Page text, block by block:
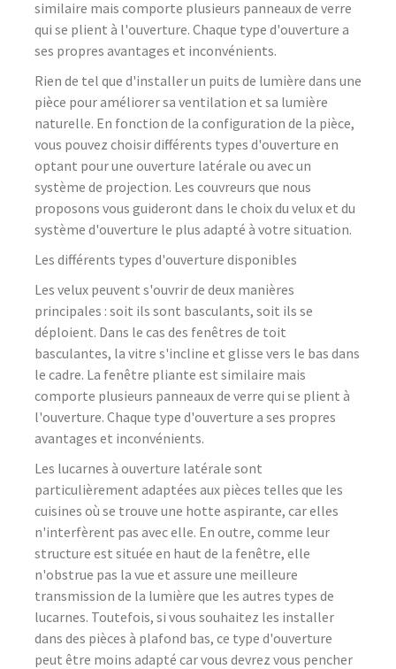
similaire mais comporte plusieurs panneaux de verre
qui se plient à l'ouverture. Chaque type d'ouverture a
ses propres avantages et inconvénients.
Rien de tel que d'installer un puits de lumière dans une
pièce pour améliorer sa ventilation et sa lumière
naturelle. En fonction de la configuration de la pièce,
vous pouvez choisir différents types d'ouverture en
optant pour une ouverture latérale ou avec un
système de projection. Les couvreurs que nous
proposons vous guideront dans le choix du velux et du
système d'ouverture le plus adapté à votre situation.
Les différents types d'ouverture disponibles
Les velux peuvent s'ouvrir de deux manières
principales : soit ils sont basculants, soit ils se
déploient. Dans le cas des fenêtres de toit
basculantes, la vitre s'incline et glisse vers le bas dans
le cadre. La fenêtre pliante est similaire mais
comporte plusieurs panneaux de verre qui se plient à
l'ouverture. Chaque type d'ouverture a ses propres
avantages et inconvénients.
Les lucarnes à ouverture latérale sont
particulièrement adaptées aux pièces telles que les
cuisines où se trouve une hotte aspirante, car elles
n'interfèrent pas avec elle. En outre, comme leur
structure est située en haut de la fenêtre, elle
n'obstrue pas la vue et assure une meilleure
transmission de la lumière que les autres types de
lucarnes. Toutefois, si vous souhaitez les installer
dans des pièces à plafond bas, ce type d'ouverture
peut être moins adapté car vous devrez vous pencher